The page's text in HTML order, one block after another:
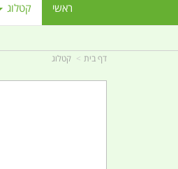
ראשי קטלוג
דף בית קטלוג